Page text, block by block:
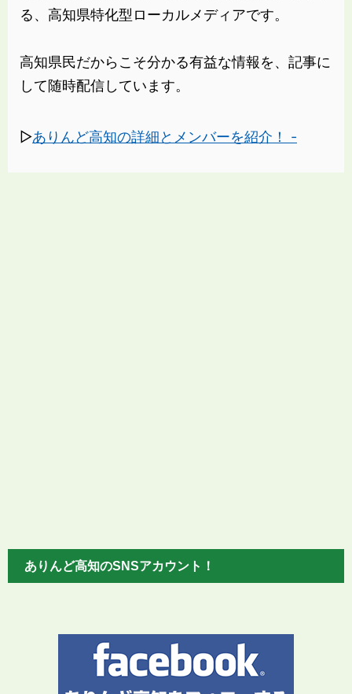
る、高知県特化型ローカルメディアです。
高知県民だからこそ分かる有益な情報を、記事に
して随時配信しています。
▷ありんど高知の詳細とメンバーを紹介！ -
ありんど高知のSNSアカウント！